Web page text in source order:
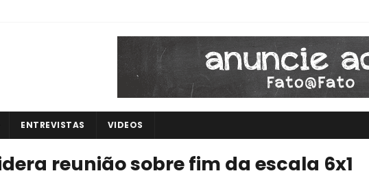
ENTREVISTAS VIDEOS
reunião sobre fim da escala 6x1